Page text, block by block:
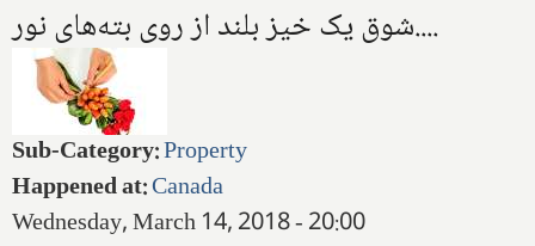
شوق یک خیز بلند از روی بته‌های نور....
Sub-Category:Property
Happened at:Canada
Wednesday, March 14, 2018 - 20:00